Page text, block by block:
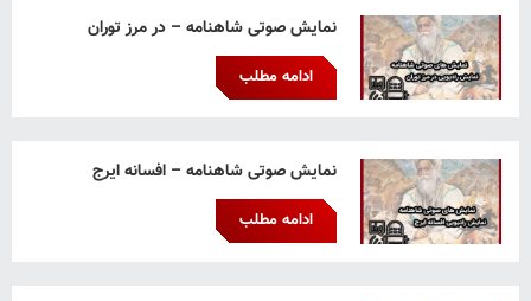
نمایش صوتی شاهنامه – در مرز توران
ادامه مطلب
نمایش صوتی شاهنامه – افسانه ایرج
ادامه مطلب